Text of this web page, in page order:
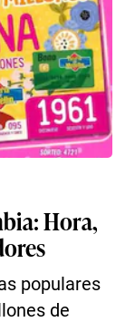
Hora,
populares
de